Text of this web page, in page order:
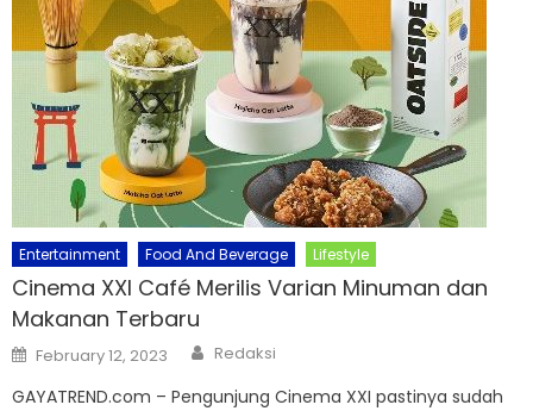
Entertainment Food And Beverage Lifestyle
Cinema XXI Café Merilis Varian Minuman dan
Makanan Terbaru
Posted
on
February 12, 2023 Author
Redaksi
GAYATREND.com – Pengunjung Cinema XXI pastinya sudah